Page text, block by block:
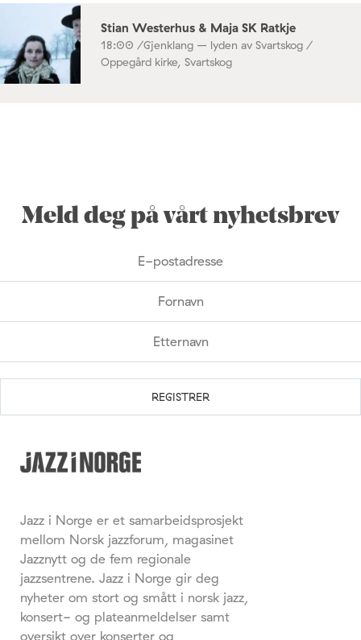
Stian Westerhus & Maja SK Ratkje
18:00 /Gjenklang – lyden av Svartskog /
Oppegård kirke, Svartskog
Meld deg på vårt nyhetsbrev
Jazz i Norge er et samarbeidsprosjekt
mellom Norsk jazzforum, magasinet
Jazznytt og de fem regionale
jazzsentrene. Jazz i Norge gir deg
nyheter om stort og smått i norsk jazz,
konsert- og plateanmeldelser samt
oversikt over konserter og